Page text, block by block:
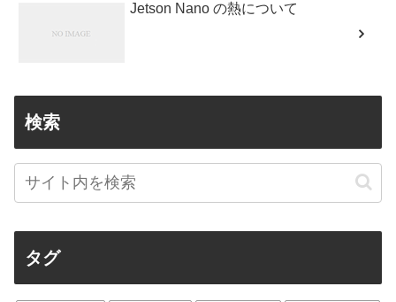
Jetson Nano の熱について
検索
タグ